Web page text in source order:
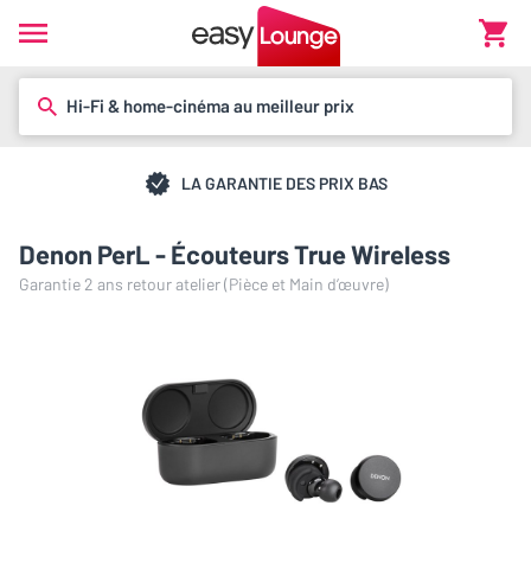
Hi-Fi & home-cinéma au meilleur prix
LA GARANTIE DES PRIX BAS
Denon PerL - Écouteurs True Wireless
Garantie 2 ans retour atelier (Pièce et Main d’œuvre)